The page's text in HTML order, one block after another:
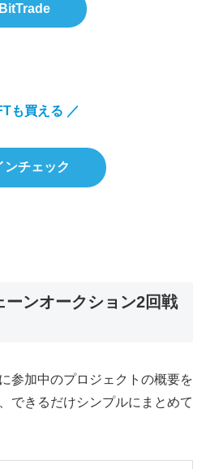
BitTrade
も買える ／
ンチェック
ンオークション2回戦
参加中のプロジェクトの概要を
できるだけシンプルにまとめて